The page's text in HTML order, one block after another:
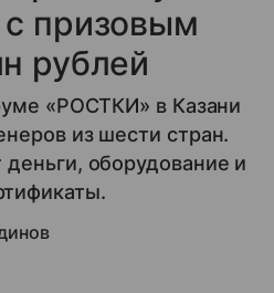
призовым
рублей
«РОСТКИ» в Казани
из шести стран.
оборудование и